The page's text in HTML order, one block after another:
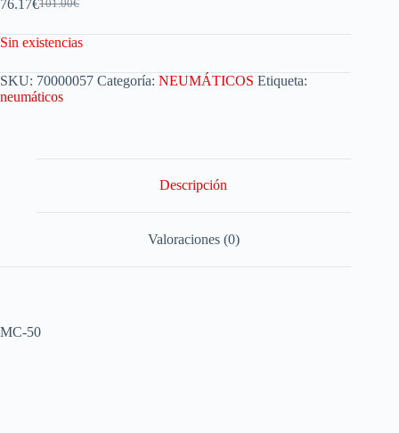
101.00€
76.17€
Sin existencias
SKU: 70000057 Categoría: NEUMÁTICOS Etiqueta:
neumáticos
Descripción
Valoraciones (0)
MC-50